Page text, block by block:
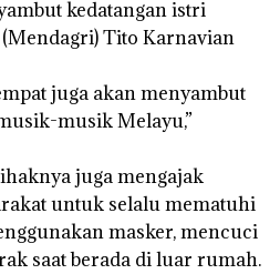
kedatangan istri
Tito Karnavian
juga akan menyambut
musik Melayu,”
juga mengajak
untuk selalu mematuhi
masker, mencuci
saat berada di luar rumah.